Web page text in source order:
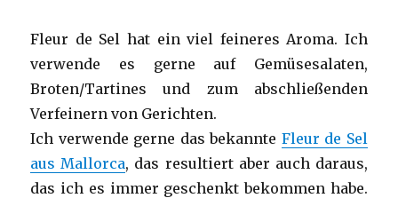
Fleur de Sel hat ein viel feineres Aroma. Ich
verwende es gerne auf Gemüsesalaten,
Broten/Tartines und zum abschließenden
Verfeinern von Gerichten.
Ich verwende gerne das bekannte Fleur de Sel
aus Mallorca, das resultiert aber auch daraus,
das ich es immer geschenkt bekommen habe.